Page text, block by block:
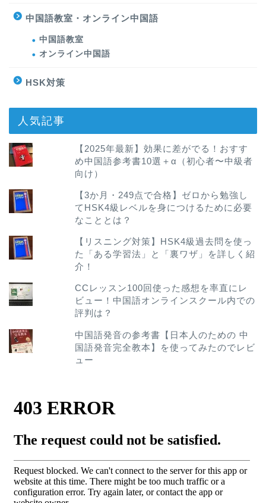
中国語教室・オンライン中国語
中国語教室
オンライン中国語
HSK対策
人気記事
【2025年最新】効果に差がでる！おすす
め中国語参考書10選＋α（初心者〜中級者
向け）
【3か月・249点で合格】ゼロから勉強し
てHSK4級レベルを身につけるために必要
なこととは？
【リスニング対策】HSK4級過去問を使っ
た「ある学習法」と「裏ワザ」を詳しく紹
介！
CCレッスン100回使った感想を率直にレ
ビュー！中国語オンラインスクール内での
評判は？
中国語発音の参考書【日本人のための 中
国語発音完全教本】を使ってみたのでレビ
ュー